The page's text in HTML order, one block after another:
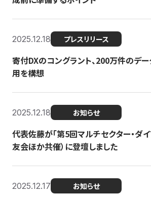
2025.12.18 プレスリリース
寄付DXのコングラント、200万件のデ
用を構想
2025.12.18 お知らせ
代表佐藤が「第5回マルチセクター・ダイ
友会ほか共催）に登壇しました
2025.12.17 お知らせ